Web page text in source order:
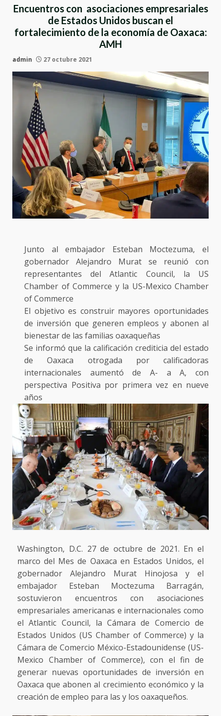
Encuentros con asociaciones empresariales
de Estados Unidos buscan el
fortalecimiento de la economía de Oaxaca:
AMH
admin 27 octubre 2021
Junto al embajador Esteban Moctezuma, el
gobernador Alejandro Murat se reunió con
representantes del Atlantic Council, la US
Chamber of Commerce y la US-Mexico Chamber
of Commerce
El objetivo es construir mayores oportunidades
de inversión que generen empleos y abonen al
bienestar de las familias oaxaqueñas
Se informó que la calificación crediticia del estado
de Oaxaca otrogada por calificadoras
internacionales aumentó de A- a A, con
perspectiva Positiva por primera vez en nueve
años
Washington, D.C. 27 de octubre de 2021. En el
marco del Mes de Oaxaca en Estados Unidos, el
gobernador Alejandro Murat Hinojosa y el
embajador Esteban Moctezuma Barragán,
sostuvieron encuentros con asociaciones
empresariales americanas e internacionales como
el Atlantic Council, la Cámara de Comercio de
Estados Unidos (US Chamber of Commerce) y la
Cámara de Comercio México-Estadounidense (US-
Mexico Chamber of Commerce), con el fin de
generar nuevas oportunidades de inversión en
Oaxaca que abonen al crecimiento económico y la
creación de empleo para las y los oaxaqueños.